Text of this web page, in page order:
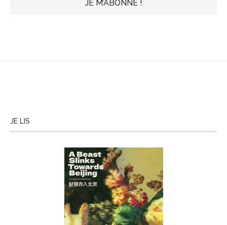
JE LIS